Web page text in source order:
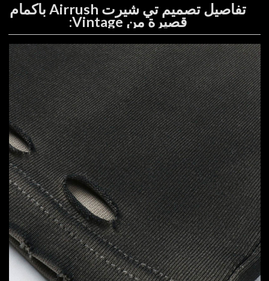
تفاصيل تصميم تي شيرت Airrush بأكمام
قصيرة من Vintage: